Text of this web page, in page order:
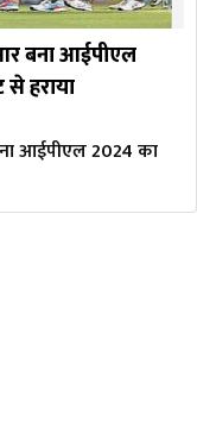
बना आईपीएल
हराया
आईपीएल 2024 का